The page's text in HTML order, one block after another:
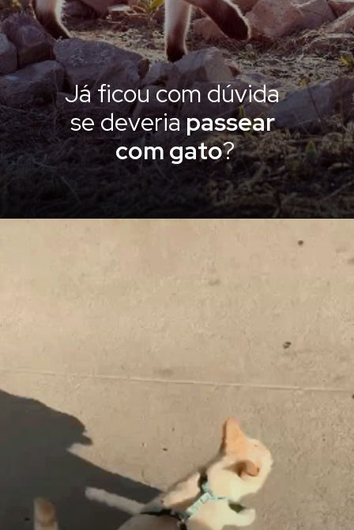
Já ficou com dúvida
se deveriapassear
com gato?